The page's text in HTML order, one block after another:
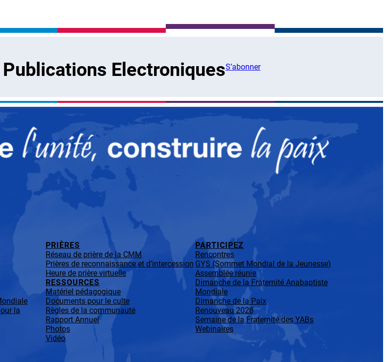
ElectroniquesS’abonner
la
PRIÈRES
Réseau de prière de la CMM
Prières de reconnaissance et d’intercession
Heure de prière virtuelle
RESSOURCES
Matériel pédagogique
Documents pour le culte
Règles de la communauté
Rapport Annuel
Photos
Vidéo
PARTICIPEZ
Rencontres
GYS (Sommet Mondial de la Jeunesse)
Assemblée réunie
Dimanche de la Fraternité Anabaptiste
Mondiale
Dimanche de la Paix
Renouveau 2028
Semaine de la Fraternité des YABs
Webinaires